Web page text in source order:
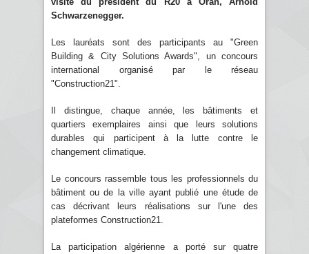
Schwarzenegger.
Les lauréats sont des participants au "Green
Building & City Solutions Awards", un concours
international organisé par le réseau
"Construction21".
Il distingue, chaque année, les bâtiments et
quartiers exemplaires ainsi que leurs solutions
durables qui participent à la lutte contre le
changement climatique.
Le concours rassemble tous les professionnels du
bâtiment ou de la ville ayant publié une étude de
cas décrivant leurs réalisations sur l'une des
plateformes Construction21.
La participation algérienne a porté sur quatre